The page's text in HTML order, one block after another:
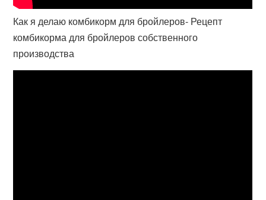
Как я делаю комбикорм для бройлеров- Рецепт
комбикорма для бройлеров собственного
производства